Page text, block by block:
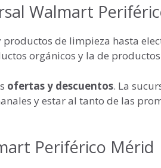
Walmart
de limpieza hasta
orgánicos y la de
ofertas y descuentos. La
y estar al tanto de las
Periférico Mérid